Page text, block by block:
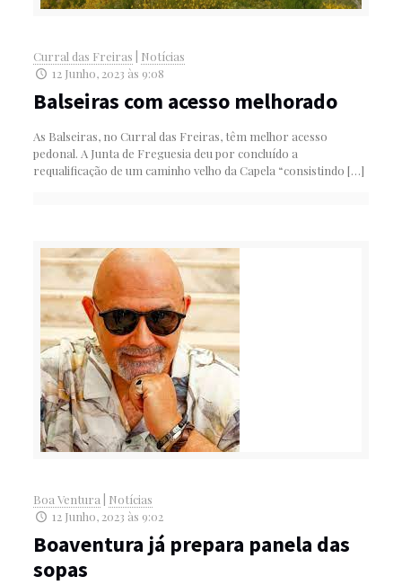
Curral das Freiras
Notícias
12 Junho, 2023 às 9:08
Balseiras com acesso melhorado
As Balseiras, no Curral das Freiras, têm melhor acesso
pedonal. A Junta de Freguesia deu por concluído a
requalificação de um caminho velho da Capela “consistindo […]
Boa Ventura| Notícias
12 Junho, 2023 às 9:02
Boaventura já prepara panela das
sopas